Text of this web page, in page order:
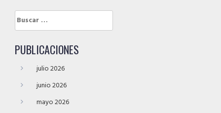
Buscar:
PUBLICACIONES
julio 2026
junio 2026
mayo 2026